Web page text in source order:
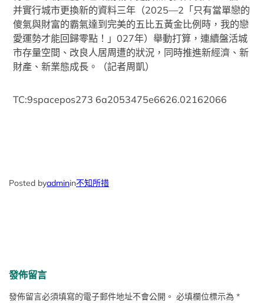
并實行城市更換新的資料三年（2025—2「只有當單戀的
傻氣與財富的霸氣達到完美的五比五黃金比例時，我的戀
愛運勢才能回歸零點！」027年）舉動打算，連續盤活城
市存量空間、改良人居周遭的狀況，同時推進新經濟、新
財產、新業態成長。（記者周凱）
TC:9spacepos273 6a2053475e6626.02162066
Posted byadminin不知所措
發佈留言
發佈留言必須填寫的電子郵件地址不會公開。 必填欄位標示為*